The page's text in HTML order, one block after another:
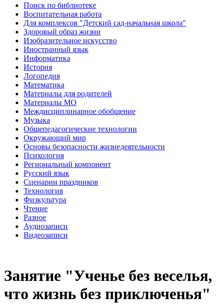
Поиск по библиотеке
Воспитательная работа
Для комплексов "Детский сад-начальная школа"
Здоровый образ жизни
Изобразительное искусство
Иностранный язык
Информатика
История
Логопедия
Математика
Материалы для родителей
Материалы МО
Междисциплинарное обобщение
Музыка
Общепедагогические технологии
Окружающий мир
Основы безопасности жизнедеятельности
Психология
Региональный компонент
Русский язык
Сценарии праздников
Технология
Физкультура
Чтение
Разное
Аудиозаписи
Видеозаписи
Занятие "Ученье без веселья,
что жизнь без приключенья"